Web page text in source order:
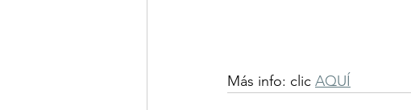
Más info: clic AQUÍ